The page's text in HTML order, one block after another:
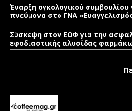
Έναρξη ογκολογικού συμβουλίου
πνεύμονα στο ΓΝΑ
Σύσκεψη στον ΕΟΦ για την
εφοδιαστικής αλυσίδας